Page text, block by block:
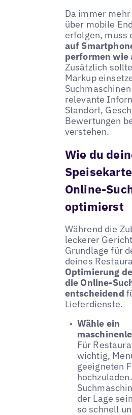
Da immer
über mobile
erfolgen, muss
auf
performen wie
Zusätzlich
Markup
relevante
Standort,
Bewertungen
verstehen.
Wie du
Online-
optimierst
Während die
leckerer
Grundlage für
deines
Optimierung
die Online-
entscheidend
Lieferdienste.
Wähle ein
Für
wichtig,
geeigneten
hochzuladen.
der Lage
so schnell